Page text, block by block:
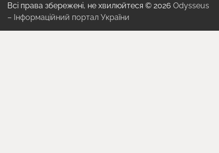
Всі права збережені, не хвилюйтеся © 2026 Odysseus
– Інформаційний портал України